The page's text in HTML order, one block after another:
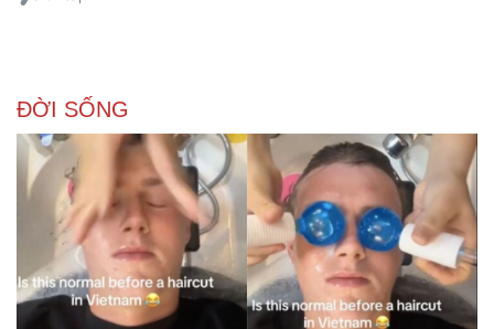
ĐỜI SỐNG